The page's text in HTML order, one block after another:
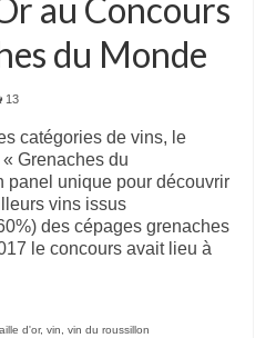
AOP Maury rouge
AOP Maury rouge
au Concours
du Monde
13
catégories de vins, le
Grenaches du
panel unique pour découvrir
vins issus
des cépages grenaches
le concours avait lieu à
d'or, vin, vin du roussillon